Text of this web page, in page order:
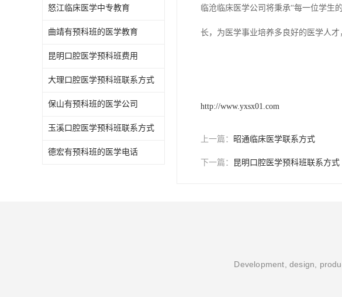
怒江临床医学中专教育
曲靖有预科班的医学教育
昆明口腔医学预科班费用
大理口腔医学预科班联系方式
保山有预科班的医学公司
玉溪口腔医学预科班联系方式
德宏有预科班的医学电话
临沧临床医学公司将秉承“每一位学
长，为医学事业培养多良好的医学人
http://www.yxsx01.com
上一篇： 昭通临床医学联系方式
下一篇： 昆明口腔医学预科班联系方式
Development, design,